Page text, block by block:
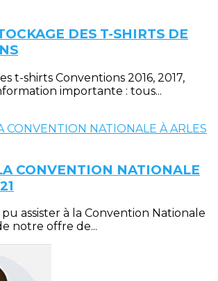
DES T-SHIRTS DE
t-shirts Conventions 2016, 2017,
importante : tous...
CONVENTION NATIONALE
pu assister à la Convention Nationale
notre offre de...